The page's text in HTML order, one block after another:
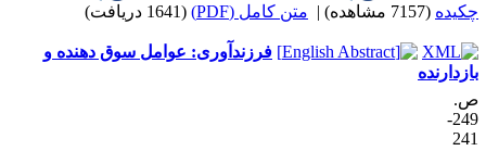
(7157 مشاهده) | متن کامل (PDF) (1641 دریافت)
فرزندآوری: عوامل سوق دهنده و
249-